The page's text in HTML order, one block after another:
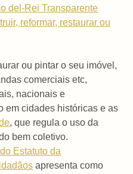
del-Rei Transparente
reformar, restaurar ou
ou pintar o seu imóvel,
comerciais etc,
nacionais e
em cidades históricas e as
, que regula o uso da
bem coletivo.
Estatuto da
apresenta como